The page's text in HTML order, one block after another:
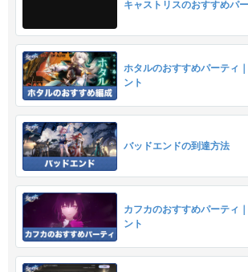
キャストリスのおすすめパ
ホタルのおすすめパーティ
ント
バッドエンドの到達方法
カフカのおすすめパーティ
ント